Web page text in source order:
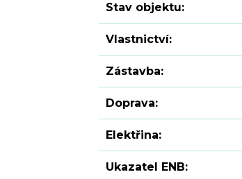
Stav objektu:
Vlastnictví:
Zástavba:
Doprava:
Elektřina:
Ukazatel ENB: